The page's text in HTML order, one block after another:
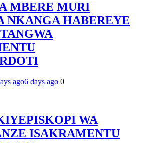
MBERE MURI
NKANGA HABEREYE
ago6 days ago 0
WA
ISAKRAMENTU